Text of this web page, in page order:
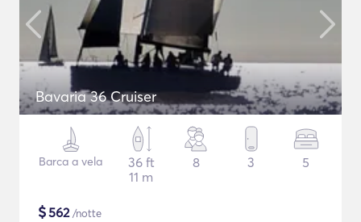
Bavaria 36 Cruiser
Barca a vela
36 ft
11 m
8 3 5
$562/notte